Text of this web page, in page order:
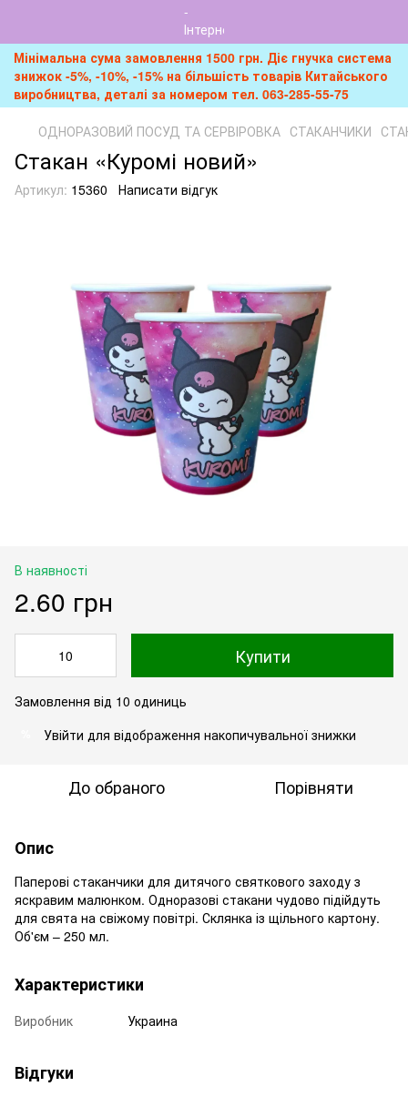
Мінімальна сума замовлення 1500 грн. Діє гнучка система
знижок -5%, -10%, -15% на більшість товарів Китайського
виробництва, деталі за номером тел. 063-285-55-75
ОДНОРАЗОВИЙ ПОСУД ТА СЕРВІРОВКА СТАКАНЧИКИ
Стакан «Куромі новий»
Артикул: 15360 Написати відгук
В наявності
2.60 грн
Купити
Замовлення від 10 одиниць
Увійти для відображення накопичувальної знижки
До обраного Порівняти
Опис
Паперові стаканчики для дитячого святкового заходу з
яскравим малюнком. Одноразові стакани чудово підійдуть
для свята на свіжому повітрі. Склянка із щільного картону.
Об'єм – 250 мл.
Характеристики
Виробник Украина
Відгуки